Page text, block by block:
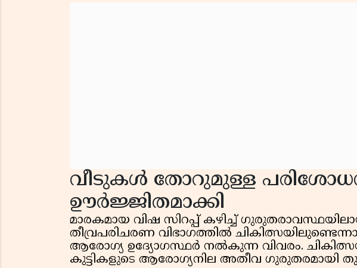
വീടുകൾ തോറുമുള്ള
ഊർജ്ജിതമാക്കി
മാരകമായ വിഷ സിറപ്പ് കഴിച്ച്
തീവ്രപരിചരണ വിഭാഗത്തിൽ
ആരോഗ്യ ഉദ്യോഗസ്ഥർ നൽകുന്ന വിവരം.
കുട്ടികളുടെ ആരോഗ്യനില അതീവ ഗുരുതരമായി